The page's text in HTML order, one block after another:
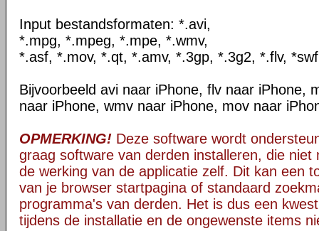
Input bestandsformaten: *.avi,
*.mpg, *.mpeg, *.mpe, *.wmv,
*.asf, *.mov, *.qt, *.amv, *.3gp, *.3g2, *.flv,
Bijvoorbeeld avi naar iPhone, flv naar iPhone,
naar iPhone, wmv naar iPhone, mov naar
OPMERKING! Deze software wordt
graag software van derden installeren, die niet
de werking van de applicatie zelf. Dit kan een
van je browser startpagina of standaard
programma's van derden. Het is dus een
tijdens de installatie en de ongewenste items